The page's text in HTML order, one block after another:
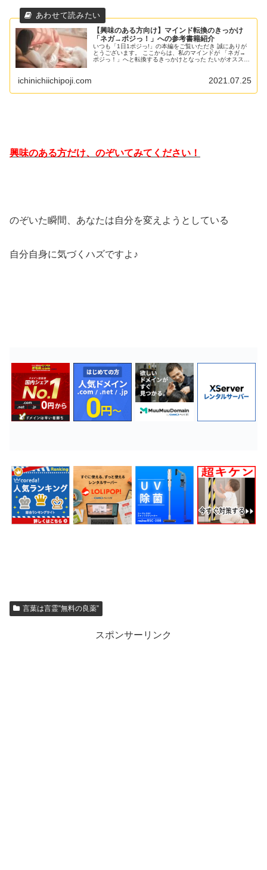
【興味のある方向け】マインド転換のきっかけ
「ネガ→ポジっ！」への参考書籍紹介
いつも「1日1ポジっ!」の本編をご覧いただき 誠にありが
とうございます。 ここからは、私のマインドが 「ネガ→
ポジっ！」へと転換するきっかけとなった たいがオススメ
ichinichiichipoji.com 2021.07.25
興味のある方だけ、のぞいてみてください！
のぞいた瞬間、あなたは自分を変えようとしている
自分自身に気づくハズですよ♪
言葉は言霊”無料の良薬”
スポンサーリンク